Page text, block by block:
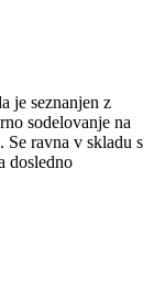
je seznanjen z
sodelovanje na
Se ravna v skladu s
dosledno